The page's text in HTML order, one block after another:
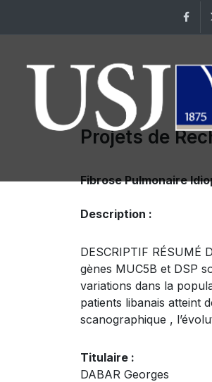
Projets de
Fibrose Pulmonaire
Description :
DESCRIPTIF RÉSUMÉ
gènes MUC5B et DSP
variations dans la
patients libanais atteint
scanographique ,
Titulaire :
DABAR Georges